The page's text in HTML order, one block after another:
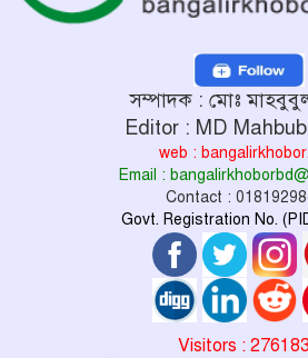
সম্পাদক : মোঃ
Editor : MD
web :
Email :
Contact :
Govt. Registration No.
Visitors :